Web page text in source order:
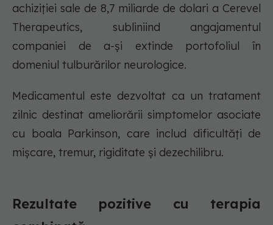
achiziției sale de 8,7 miliarde de dolari a Cerevel
Therapeutics, subliniind angajamentul
companiei de a-și extinde portofoliul în
domeniul tulburărilor neurologice.
Medicamentul este dezvoltat ca un tratament
zilnic destinat ameliorării simptomelor asociate
cu boala Parkinson, care includ dificultăți de
mișcare, tremur, rigiditate și dezechilibru.
Rezultate pozitive cu terapia